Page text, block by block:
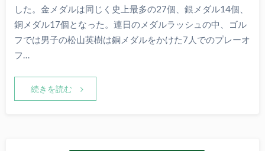
した。金メダルは同じく史上最多の27個、銀メダル14個、
銅メダル17個となった。連日のメダルラッシュの中、ゴル
フでは男子の松山英樹は銅メダルをかけた7人でのプレーオ
フ…
続きを読む